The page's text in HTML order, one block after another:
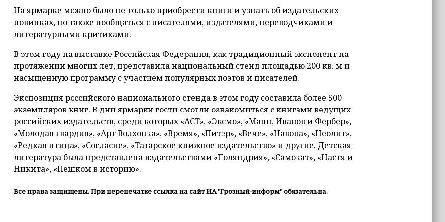
На ярмарке можно было не только приобрести книги и узнать об издательских
новинках, но также пообщаться с писателями, издателями, переводчиками и
литературными критиками.
В этом году на выставке Российская Федерация, как традиционный экспонент на
протяжении многих лет, представила национальный стенд площадью 200 кв. м и
насыщенную программу с участием популярных поэтов и писателей.
Экспозиция российского национального стенда в этом году составила более 500
экземпляров книг. В дни ярмарки гости смогли ознакомиться с книгами ведущих
российских издательств, среди которых «АСТ», «Эксмо», «Манн, Иванов и Фербер»,
«Молодая гвардия», «Арт Волхонка», «Время», «Питер», «Вече», «Навона», «Неолит»,
«Редкая птица», «Согласие», «Татарское книжное издательство» и другие. Детская
литература была представлена издательствами «Поляндрия», «Самокат», «Настя и
Никита», «Пешком в историю».
Все права защищены. При перепечатке ссылка на сайт ИА "Грозный-информ" обязательна.